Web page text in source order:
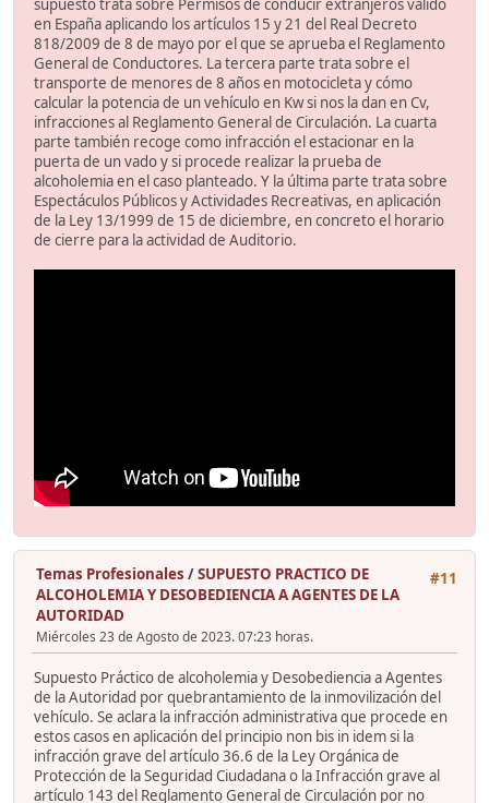
supuesto trata sobre Permisos de conducir extranjeros válido
en España aplicando los artículos 15 y 21 del Real Decreto
818/2009 de 8 de mayo por el que se aprueba el Reglamento
General de Conductores. La tercera parte trata sobre el
transporte de menores de 8 años en motocicleta y cómo
calcular la potencia de un vehículo en Kw si nos la dan en Cv,
infracciones al Reglamento General de Circulación. La cuarta
parte también recoge como infracción el estacionar en la
puerta de un vado y si procede realizar la prueba de
alcoholemia en el caso planteado. Y la última parte trata sobre
Espectáculos Públicos y Actividades Recreativas, en aplicación
de la Ley 13/1999 de 15 de diciembre, en concreto el horario
de cierre para la actividad de Auditorio.
#11
Temas Profesionales /SUPUESTO PRACTICO DE
ALCOHOLEMIA Y DESOBEDIENCIA A AGENTES DE LA
AUTORIDAD
Miércoles 23 de Agosto de 2023. 07:23 horas.
Supuesto Práctico de alcoholemia y Desobediencia a Agentes
de la Autoridad por quebrantamiento de la inmovilización del
vehículo. Se aclara la infracción administrativa que procede en
estos casos en aplicación del principio non bis in idem si la
infracción grave del artículo 36.6 de la Ley Orgánica de
Protección de la Seguridad Ciudadana o la Infracción grave al
artículo 143 del Reglamento General de Circulación por no